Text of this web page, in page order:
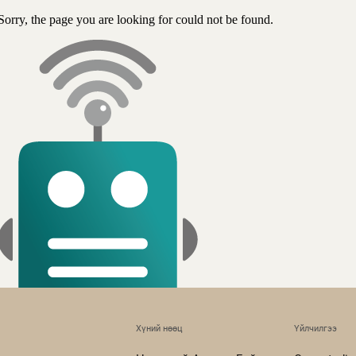
Хүний нөөц Үйлчилгээ